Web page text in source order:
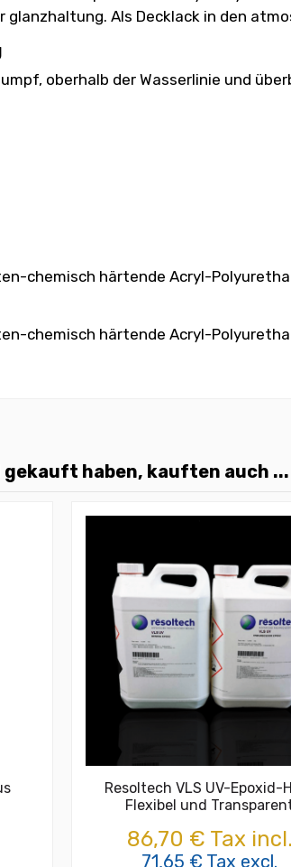
Als Decklack in den
oberhalb der Wasserlinie und
chemisch härtende Acryl-
chemisch härtende Acryl-
haben, kauften auch ...
Resoltech VLS UV-Epoxid-
Flexibel und
86,70 € Tax incl.
71,65 € Tax excl.